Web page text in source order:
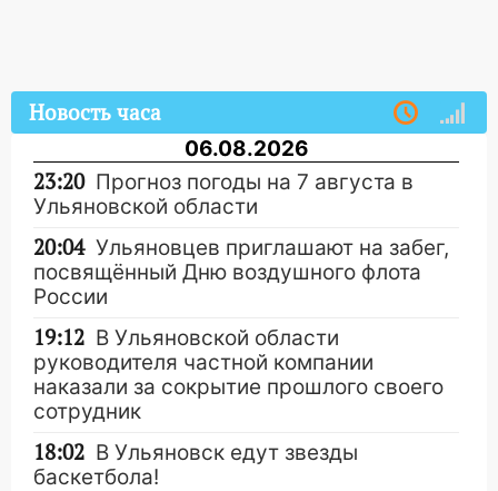
Новость часа
06.08.2026
23:20 Прогноз погоды на 7 августа в
Ульяновской области
20:04 Ульяновцев приглашают на забег,
посвящённый Дню воздушного флота
России
19:12 В Ульяновской области
руководителя частной компании
наказали за сокрытие прошлого своего
сотрудник
18:02 В Ульяновск едут звезды
баскетбола!